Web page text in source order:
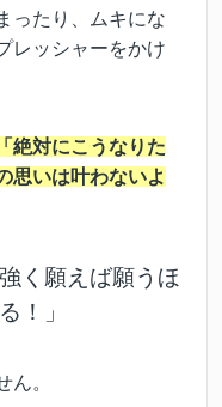
ったり、ムキにな
レッシャーをかけ
絶対にこうなりた
思いは叶わないよ
く願えば願うほ
！」
ん。